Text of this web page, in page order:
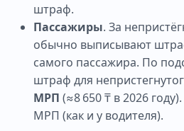
штраф.
Пассажиры. За
обычно выписывают
самого пассажира. По
штраф для
МРП (≈8 650 ₸ в 2026
МРП (как и у водителя).